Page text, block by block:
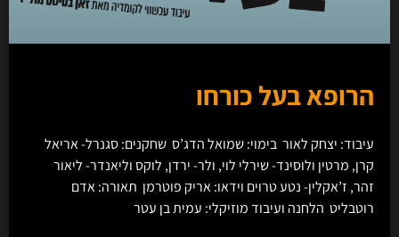
הרופא בעל כורחו
עיבוד: יצחק לאור בימוי: שמואל הדג’ס שחקנים: סגנרל- אריאל
קרן, מרטין ולוסינד- שירלי לוי, ולר- ירדן, לוקס וליאנדר- ליאור
זהר, ז’אקלין- נטע טרוים וידאו: אריק פוטרמן תאורה: אדם
רוטבליט הלחנה ועיבוד מוזיקלי: עמית בן עטר